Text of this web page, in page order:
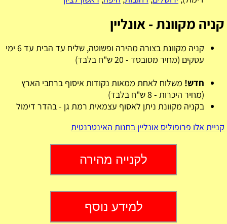
קניה מקוונת - אונליין
קניה מקוונת בצורה מהירה ופשוטה, שליח עד הבית עד 6 ימי
עסקים (מחיר מסובסד - 20 ש"ח בלבד)
חדש! משלוח לאחת ממאות נקודות איסוף ברחבי הארץ
(מחיר היכרות - 8 ש"ח בלבד)
בקניה מקוונת ניתן לאסוף עצמאית רמת גן - בהדר דימול
קניית אלו פרופוליס אונליין בחנות האינטרנטית
לקנייה מהירה
למידע נוסף